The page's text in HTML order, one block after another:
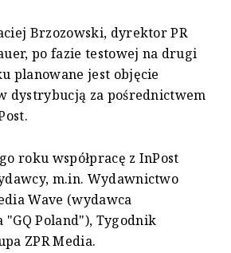
Brzozowski, dyrektor PR
po fazie testowej na drugi
planowane jest objęcie
dystrybucją za pośrednictwem
roku współpracę z InPost
m.in. Wydawnictwo
Wave (wydawca
Poland"), Tygodnik
ZPR Media.